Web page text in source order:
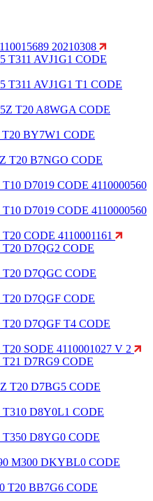
20210308
T311 AVJ1G1 CODE
T311 AVJ1G1 T1 CODE
T20 A8WGA CODE
T20 BY7W1 CODE
T20 B7NGO CODE
D7019 CODE 4110000560
D7019 CODE 4110000560
CODE 4110001161
T20 D7QG2 CODE
T20 D7QGC CODE
T20 D7QGF CODE
T20 D7QGF T4 CODE
SODE 4110001027 V 2
T21 D7RG9 CODE
T20 D7BG5 CODE
T310 D8Y0L1 CODE
T350 D8YG0 CODE
M300 DKYBL0 CODE
T20 BB7G6 CODE